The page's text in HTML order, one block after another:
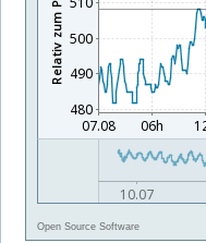
Open Source Software